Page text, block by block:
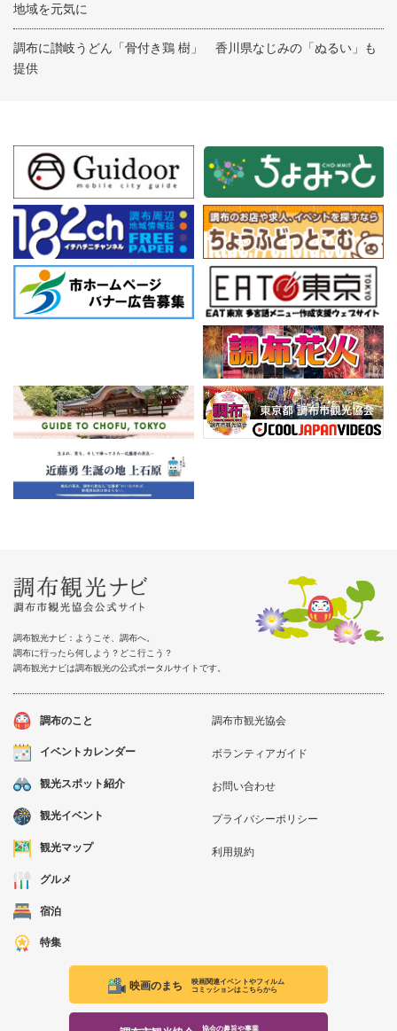
地域を元気に
調布に讃岐うどん「骨付き鶏 樹」 香川県なじみの「ぬるい」も
提供
調布観光ナビ：ようこそ、調布へ。
調布に行ったら何しよう？どこ行こう？
調布観光ナビは調布観光の公式ポータルサイトです。
調布のこと
イベントカレンダー
観光スポット紹介
観光イベント
観光マップ
グルメ
宿泊
特集
調布市観光協会
ボランティアガイド
お問い合わせ
プライバシーポリシー
利用規約
映画のまち
映画関連イベントやフィルム
コミッションはこちらから
協会の趣旨や事業